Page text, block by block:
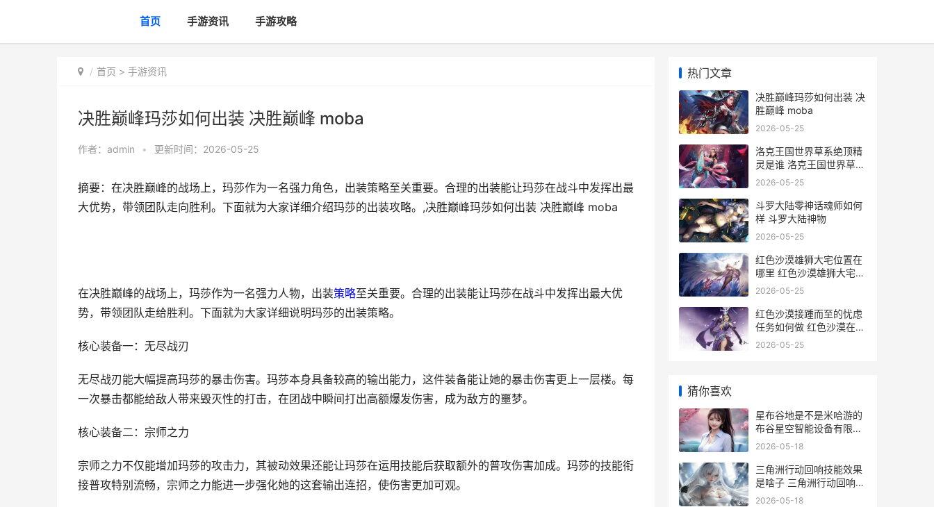
首页 手游资讯 手游攻略
首页 > 手游资讯
决胜巅峰玛莎如何出装 决胜巅峰 moba
作者： admin • 更新时间：2026-05-25
摘要：在决胜巅峰的战场上，玛莎作为一名强力角色，出装策略至关重要。合理的出装能让玛莎在战斗中发挥出最
大优势，带领团队走向胜利。下面就为大家详细介绍玛莎的出装攻略。,决胜巅峰玛莎如何出装 决胜巅峰 moba
在决胜巅峰的战场上，玛莎作为一名强力人物，出装策略至关重要。合理的出装能让玛莎在战斗中发挥出最大优
势，带领团队走给胜利。下面就为大家详细说明玛莎的出装策略。
核心装备一：无尽战刃
无尽战刃能大幅提高玛莎的暴击伤害。玛莎本身具备较高的输出能力，这件装备能让她的暴击伤害更上一层楼。每
一次暴击都能给敌人带来毁灭性的打击，在团战中瞬间打出高额爆发伤害，成为敌方的噩梦。
核心装备二：宗师之力
宗师之力不仅能增加玛莎的攻击力，其被动效果还能让玛莎在运用技能后获取额外的普攻伤害加成。玛莎的技能衔
接普攻特别流畅，宗师之力能进一步强化她的这套输出连招，使伤害更加可观。
热门文章
决胜巅峰玛莎如何出装 决
胜巅峰 moba
2026-05-25
洛克王国世界草系绝顶精
灵是谁 洛克王国世界草头
鸭技能搭配
2026-05-25
斗罗大陆零神话魂师如何
样 斗罗大陆神物
2026-05-25
红色沙漠雄狮大宅位置在
哪里 红色沙漠雄狮大宅金
条会刷新吗
2026-05-25
红色沙漠接踵而至的忧虑
任务如何做 红色沙漠在哪
个国家
2026-05-25
猜你喜欢
星布谷地是不是米哈游的
布谷星空智能设备有限公
司
2026-05-18
三角洲行动回响技能效果
是啥子 三角洲行动回响图
片
2026-05-18